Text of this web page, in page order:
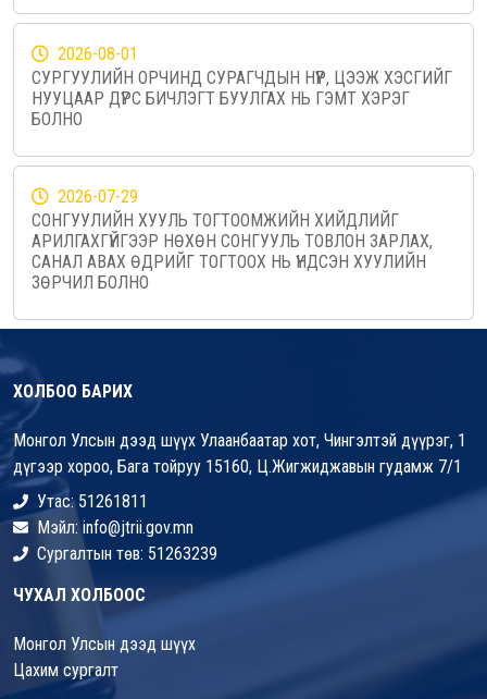
2026-08-01
СУРГУУЛИЙН ОРЧИНД СУРАГЧДЫН НҮҮР, ЦЭЭЖ ХЭСГИЙГ
НУУЦААР ДҮРС БИЧЛЭГТ БУУЛГАХ НЬ ГЭМТ ХЭРЭГ
БОЛНО
2026-07-29
СОНГУУЛИЙН ХУУЛЬ ТОГТООМЖИЙН ХИЙДЛИЙГ
АРИЛГАХГҮЙГЭЭР НӨХӨН СОНГУУЛЬ ТОВЛОН ЗАРЛАХ,
САНАЛ АВАХ ӨДРИЙГ ТОГТООХ НЬ ҮНДСЭН ХУУЛИЙН
ЗӨРЧИЛ БОЛНО
ХОЛБОО БАРИХ
Монгол Улсын дээд шүүх Улаанбаатар хот, Чингэлтэй дүүрэг, 1
дүгээр хороо, Бага тойруу 15160, Ц.Жигжиджавын гудамж 7/1
Утас: 51261811
Мэйл: info@jtrii.gov.mn
Сургалтын төв: 51263239
ЧУХАЛ ХОЛБООС
Монгол Улсын дээд шүүх
Цахим сургалт